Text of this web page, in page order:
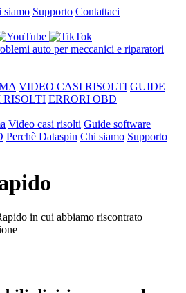
siamo Supporto Contattaci
VIDEO CASI RISOLTI GUIDE
RISOLTI ERRORI OBD
Video casi risolti Guide software
Perchè Dataspin Chi siamo Supporto
in cui abbiamo riscontrato